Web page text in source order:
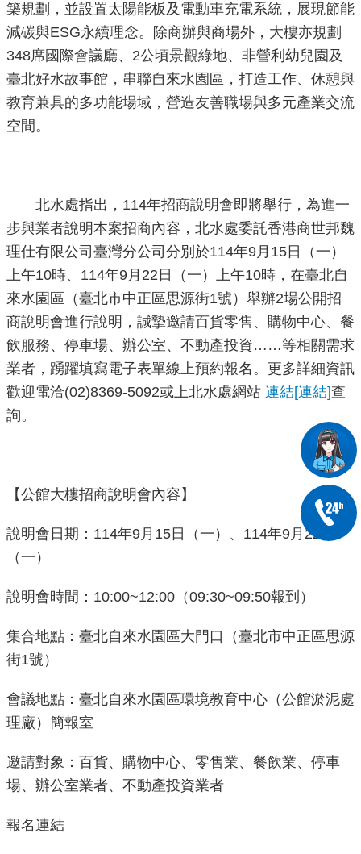
築規劃，並設置太陽能板及電動車充電系統，展現節能
減碳與ESG永續理念。除商辦與商場外，大樓亦規劃
348席國際會議廳、2公頃景觀綠地、非營利幼兒園及
臺北好水故事館，串聯自來水園區，打造工作、休憩與
教育兼具的多功能場域，營造友善職場與多元產業交流
空間。
北水處指出，114年招商說明會即將舉行，為進一
步與業者說明本案招商內容，北水處委託香港商世邦魏
理仕有限公司臺灣分公司分別於114年9月15日（一）
上午10時、114年9月22日（一）上午10時，在臺北自
來水園區（臺北市中正區思源街1號）舉辦2場公開招
商說明會進行說明，誠摯邀請百貨零售、購物中心、餐
飲服務、停車場、辦公室、不動產投資……等相關需求
業者，踴躍填寫電子表單線上預約報名。更多詳細資訊
歡迎電洽(02)8369-5092或上北水處網站 連結[連結]查
詢。
【公館大樓招商說明會內容】
說明會日期：114年9月15日（一）、114年9月22日
（一）
說明會時間：10:00~12:00（09:30~09:50報到）
集合地點：臺北自來水園區大門口（臺北市中正區思源
街1號）
會議地點：臺北自來水園區環境教育中心（公館淤泥處
理廠）簡報室
邀請對象：百貨、購物中心、零售業、餐飲業、停車
場、辦公室業者、不動產投資業者
報名連結